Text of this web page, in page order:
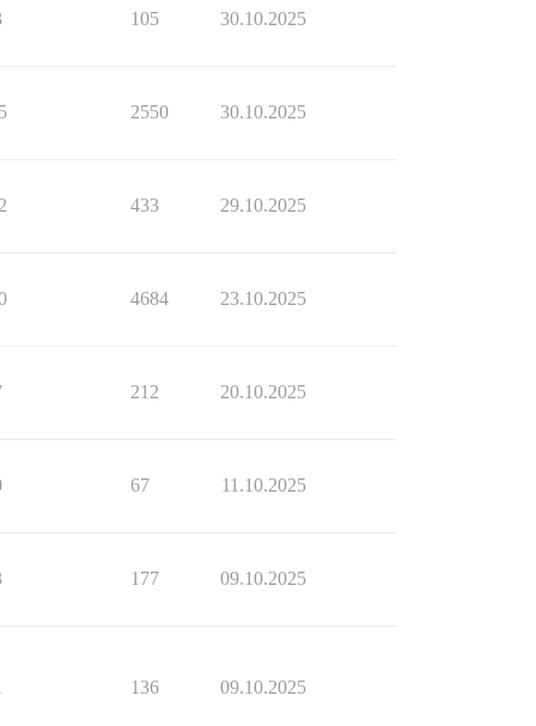
105 30.10.2025
2550 30.10.2025
433 29.10.2025
4684 23.10.2025
212 20.10.2025
67 11.10.2025
177 09.10.2025
136 09.10.2025